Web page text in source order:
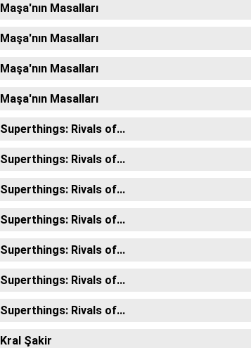
Maşa'nın Masalları
Maşa'nın Masalları
Maşa'nın Masalları
Maşa'nın Masalları
Superthings: Rivals of...
Superthings: Rivals of...
Superthings: Rivals of...
Superthings: Rivals of...
Superthings: Rivals of...
Superthings: Rivals of...
Superthings: Rivals of...
Kral Şakir